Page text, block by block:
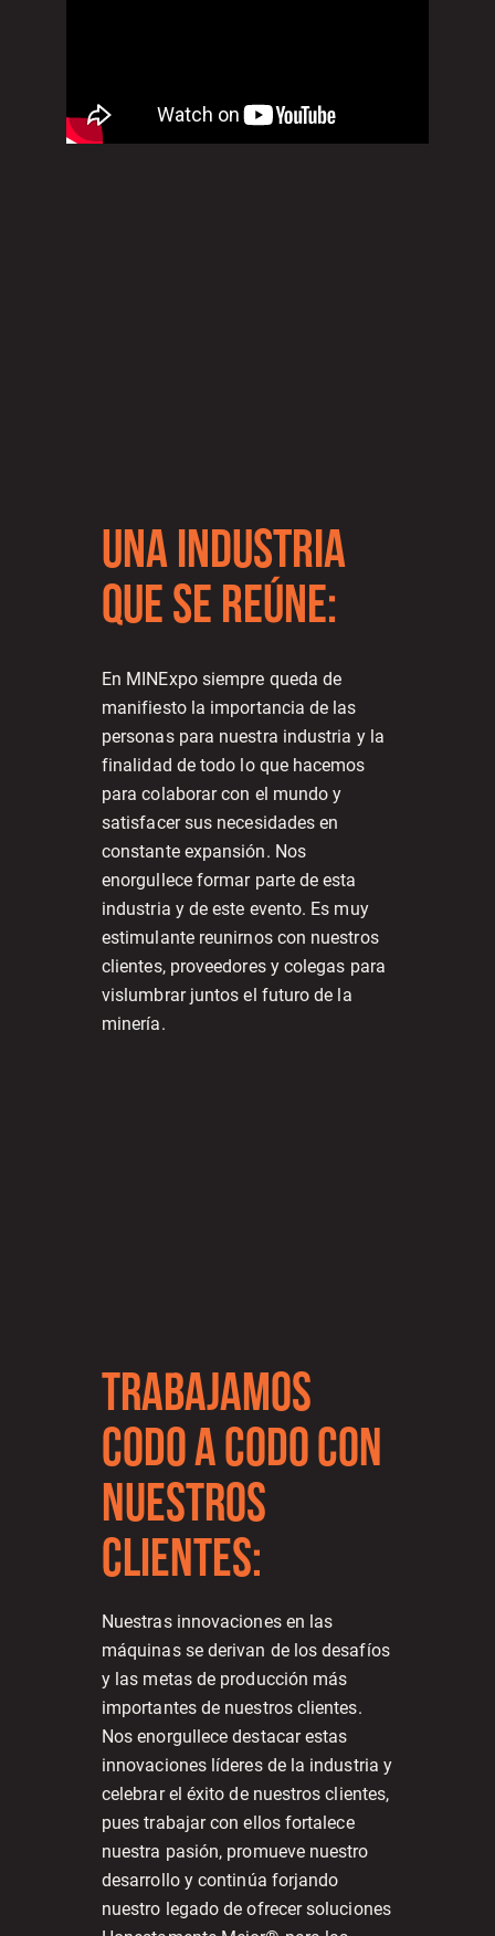
UNA INDUSTRIA
QUE SE REÚNE:
En MINExpo siempre queda de
manifiesto la importancia de las
personas para nuestra industria y la
finalidad de todo lo que hacemos
para colaborar con el mundo y
satisfacer sus necesidades en
constante expansión. Nos
enorgullece formar parte de esta
industria y de este evento. Es muy
estimulante reunirnos con nuestros
clientes, proveedores y colegas para
vislumbrar juntos el futuro de la
minería.
TRABAJAMOS
CODO A CODO CON
NUESTROS
CLIENTES:
Nuestras innovaciones en las
máquinas se derivan de los desafíos
y las metas de producción más
importantes de nuestros clientes.
Nos enorgullece destacar estas
innovaciones líderes de la industria y
celebrar el éxito de nuestros clientes,
pues trabajar con ellos fortalece
nuestra pasión, promueve nuestro
desarrollo y continúa forjando
nuestro legado de ofrecer soluciones